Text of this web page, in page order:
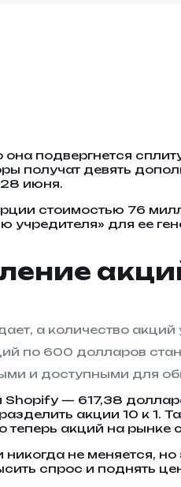
она подвергнется
получат девять
июня.
стоимостью 76
для ее
а количество акций
по 600 долларов
и доступными для
Shopify — 617,38
акции 10 к 1.
теперь акций на
не меняется,
спрос и поднять